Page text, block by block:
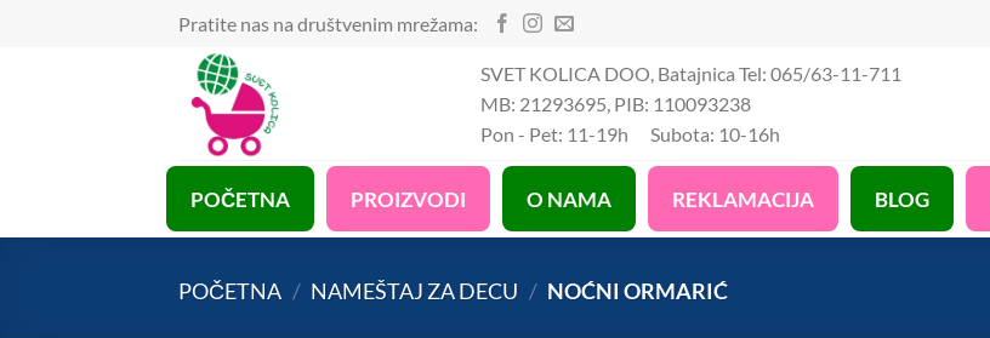
Pratite nas na društvenim mrežama:
SVET KOLICA DOO, Batajnica Tel: 065/63-11-711
MB: 21293695, PIB: 110093238
Pon - Pet: 11-19h Subota: 10-16h
POČETNA PROIZVODI O NAMA REKLAMACIJA BLOG
POČETNA / NAMEŠTAJ ZA DECU / NOĆNI ORMARIĆ